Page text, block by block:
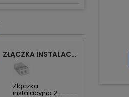
ZŁĄCZKA INSTALACYJNA 2X UNIWERSALNA COMPACT 221-412 WAGO
Złączka
instalacyjna 2...